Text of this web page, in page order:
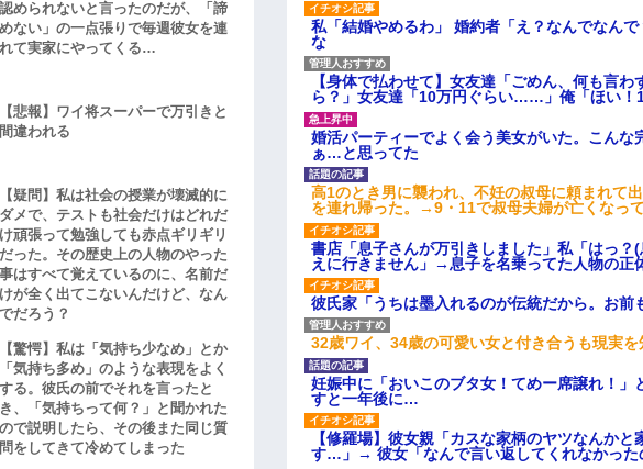
私「結婚やめるわ」 婚約者「え？なんでなん
な
【身体で払わせて】女友達「ごめん、何も言
ら？」女友達「10万円ぐらい……」俺「ほい！
婚活パーティーでよく会う美女がいた。こん
ぁ…と思ってた
高1のとき男に襲われ、不妊の叔母に頼まれて
を連れ帰った。→9・11で叔母夫婦が亡くなっ
書店「息子さんが万引きしました」私「はっ
えに行きません」→息子を名乗ってた人物の正
彼氏家「うちは墨入れるのが伝統だから。お
32歳ワイ、34歳の可愛い女と付き合うも現実を
妊娠中に「おいこのブタ女！てめー席譲れ！
すと一年後に…
【修羅場】彼女親「カスな家柄のヤツなんか
す…」→ 彼女「なんで言い返してくれなかった
認められないと言ったのだが、「諦
めない」の一点張りで毎週彼女を連
れて実家にやってくる…
【悲報】ワイ将スーパーで万引きと
間違われる
【疑問】私は社会の授業が壊滅的に
ダメで、テストも社会だけはどれだ
け頑張って勉強しても赤点ギリギリ
だった。その歴史上の人物のやった
事はすべて覚えているのに、名前だ
けが全く出てこないんだけど、なん
でだろう？
【驚愕】私は「気持ち少なめ」とか
「気持ち多め」のような表現をよく
する。彼氏の前でそれを言ったと
き、「気持ちって何？」と聞かれた
ので説明したら、その後また同じ質
問をしてきて冷めてしまった